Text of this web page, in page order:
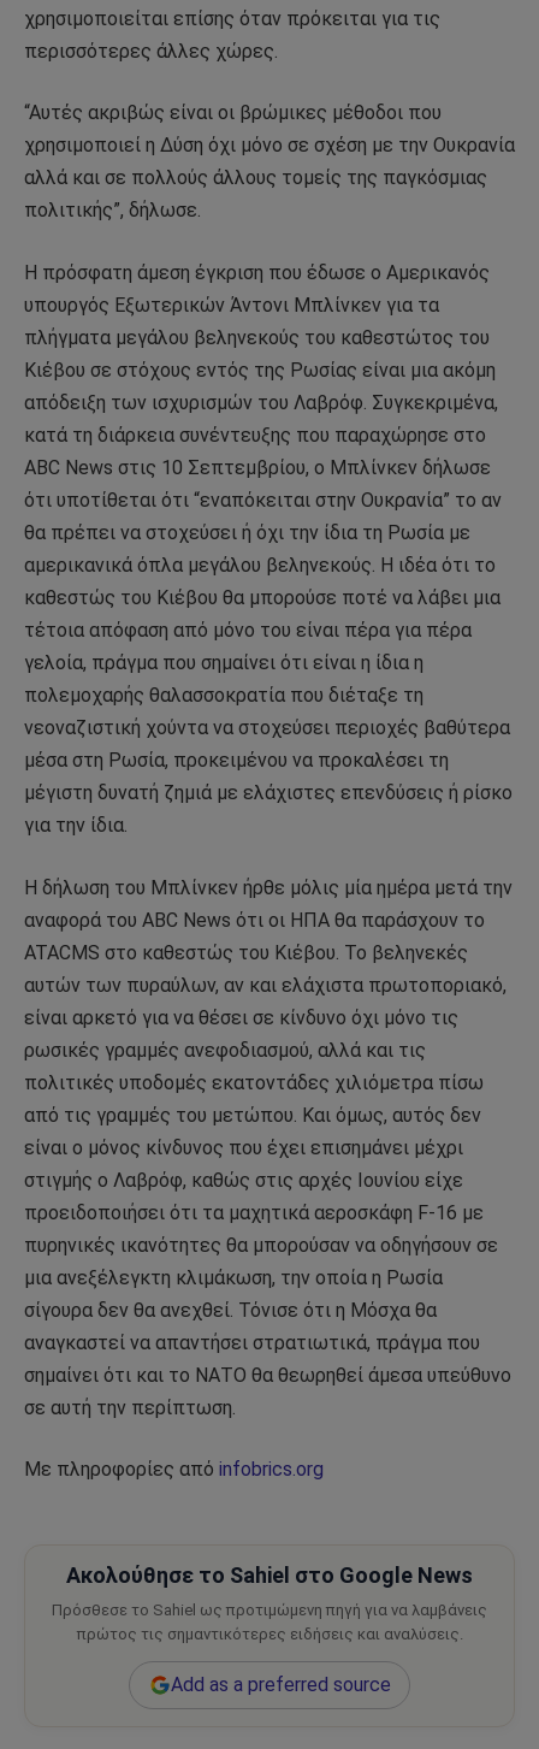
χρησιμοποιείται επίσης όταν πρόκειται για τις
περισσότερες άλλες χώρες.
“Αυτές ακριβώς είναι οι βρώμικες μέθοδοι που
χρησιμοποιεί η Δύση όχι μόνο σε σχέση με την Ουκρανία
αλλά και σε πολλούς άλλους τομείς της παγκόσμιας
πολιτικής”, δήλωσε.
Η πρόσφατη άμεση έγκριση που έδωσε ο Αμερικανός
υπουργός Εξωτερικών Άντονι Μπλίνκεν για τα
πλήγματα μεγάλου βεληνεκούς του καθεστώτος του
Κιέβου σε στόχους εντός της Ρωσίας είναι μια ακόμη
απόδειξη των ισχυρισμών του Λαβρόφ. Συγκεκριμένα,
κατά τη διάρκεια συνέντευξης που παραχώρησε στο
ABC News στις 10 Σεπτεμβρίου, ο Μπλίνκεν δήλωσε
ότι υποτίθεται ότι “εναπόκειται στην Ουκρανία” το αν
θα πρέπει να στοχεύσει ή όχι την ίδια τη Ρωσία με
αμερικανικά όπλα μεγάλου βεληνεκούς. Η ιδέα ότι το
καθεστώς του Κιέβου θα μπορούσε ποτέ να λάβει μια
τέτοια απόφαση από μόνο του είναι πέρα για πέρα
γελοία, πράγμα που σημαίνει ότι είναι η ίδια η
πολεμοχαρής θαλασσοκρατία που διέταξε τη
νεοναζιστική χούντα να στοχεύσει περιοχές βαθύτερα
μέσα στη Ρωσία, προκειμένου να προκαλέσει τη
μέγιστη δυνατή ζημιά με ελάχιστες επενδύσεις ή ρίσκο
για την ίδια.
Η δήλωση του Μπλίνκεν ήρθε μόλις μία ημέρα μετά την
αναφορά του ABC News ότι οι ΗΠΑ θα παράσχουν το
ATACMS στο καθεστώς του Κιέβου. Το βεληνεκές
αυτών των πυραύλων, αν και ελάχιστα πρωτοποριακό,
είναι αρκετό για να θέσει σε κίνδυνο όχι μόνο τις
ρωσικές γραμμές ανεφοδιασμού, αλλά και τις
πολιτικές υποδομές εκατοντάδες χιλιόμετρα πίσω
από τις γραμμές του μετώπου. Και όμως, αυτός δεν
είναι ο μόνος κίνδυνος που έχει επισημάνει μέχρι
στιγμής ο Λαβρόφ, καθώς στις αρχές Ιουνίου είχε
προειδοποιήσει ότι τα μαχητικά αεροσκάφη F-16 με
πυρηνικές ικανότητες θα μπορούσαν να οδηγήσουν σε
μια ανεξέλεγκτη κλιμάκωση, την οποία η Ρωσία
σίγουρα δεν θα ανεχθεί. Τόνισε ότι η Μόσχα θα
αναγκαστεί να απαντήσει στρατιωτικά, πράγμα που
σημαίνει ότι και το ΝΑΤΟ θα θεωρηθεί άμεσα υπεύθυνο
σε αυτή την περίπτωση.
Με πληροφορίες από infobrics.org
Ακολούθησε το Sahiel στο Google News
Πρόσθεσε το Sahiel ως προτιμώμενη πηγή για να λαμβάνεις
πρώτος τις σημαντικότερες ειδήσεις και αναλύσεις.
Add as a preferred source